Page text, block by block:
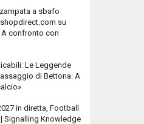
a sbafo
su
confronto con
Le Leggende
di Bettona: A
in diretta, Football
Signalling Knowledge